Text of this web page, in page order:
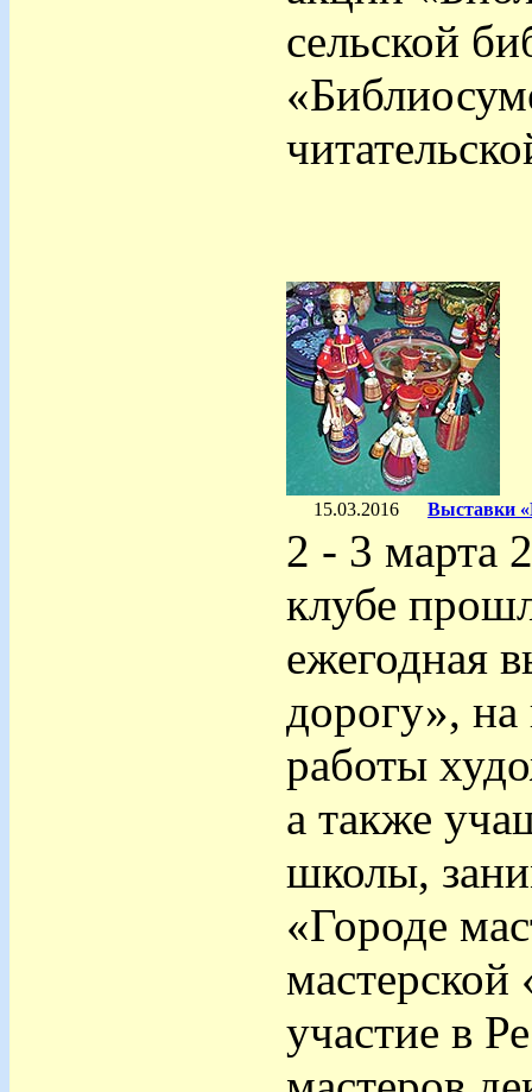
сельской
15.03.2016 Выставки
2 - 3 марта
клубе
ежегодная
дорогу»,
работы
а также
школы,
«Городе
участие в